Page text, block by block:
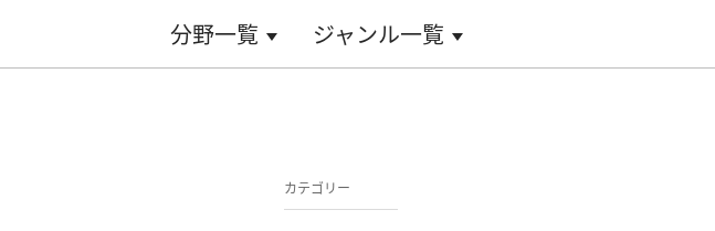
分野一覧 ジャンル一覧
カテゴリー